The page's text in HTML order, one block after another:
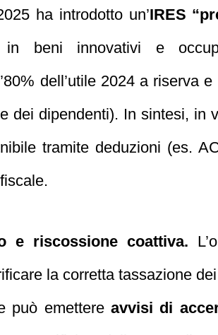
ha introdotto un’IRES
beni innovativi e
dell’utile 2024 a riserva
dei dipendenti). In sintesi,
tramite deduzioni (es.
e riscossione coattiva.
la corretta tassazione
può emettere avvisi di